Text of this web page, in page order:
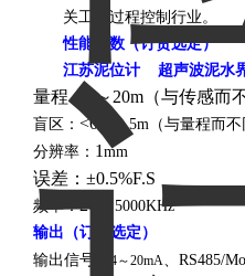
关工艺过程控制行业。
性能参数 （订货选定）
江苏泥位计 超声波泥水
量程：0～20m（与传感而
盲区： <0.5
-1.5m（与量程而
分辨率： 1 mm
误差：±0.5%F.S
频率：20～ 5000KHz
输出（订货选定）
输出信号：
4～20mA、RS485/